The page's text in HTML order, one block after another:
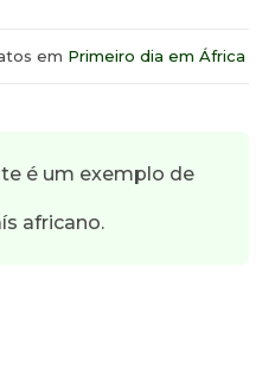
em Primeiro dia em África
é um exemplo de
africano.